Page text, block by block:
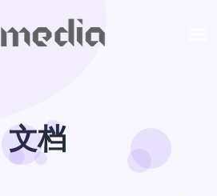
文档